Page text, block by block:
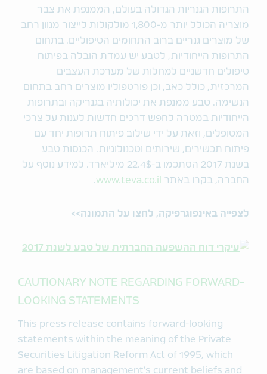
התרופות הגנריות הגדולה בעולם, הממנפת את צבר
מוצריה הכולל יותר מ-1,800 מולקולות לייצור מגוון רחב
של מוצרים גנריים ברוב התחומים הטיפוליים. בתחום
התרופות הייחודיות, לטבע יש עמדת הובלה בפיתוח
טיפולים חדשניים למחלות של מערכת העצבים
המרכזית, כולל כאב, וכן פורטפוליו מוצרים רחב בתחום
הנשימה. טבע ממנפת את יכולותיה בגנריקה ובתרופות
הייחודיות במטרה לחפש דרכים חדשות לענות על צרכי
המטופלים, וזאת על ידי שילוב פיתוח תרופות יחד עם
פיתוח תכשירים, שירותים וטכנולוגיות. הכנסות טבע
בשנת 2017 הסתכמו ב-22.4$ מיליארד. למידע נוסף על
החברה, בקרו באתר
www.teva.co.il
.
לצפייה באינפוגרפיקה, לחצו על התמונה>>
CAUTIONARY NOTE REGARDING FORWARD-
LOOKING STATEMENTS
This press release contains forward-looking
statements within the meaning of the Private
Securities Litigation Reform Act of 1995, which
are based on management’s current beliefs and